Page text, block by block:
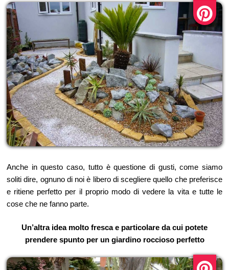
Anche in questo caso, tutto è questione di gusti, come siamo
soliti dire, ognuno di noi è libero di scegliere quello che preferisce
e ritiene perfetto per il proprio modo di vedere la vita e tutte le
cose che ne fanno parte.
Un’altra idea molto fresca e particolare da cui potete
prendere spunto per un giardino roccioso perfetto